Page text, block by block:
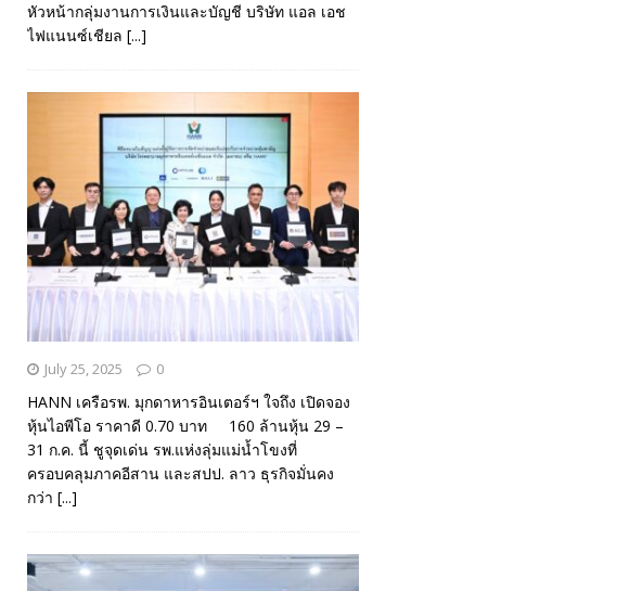
หัวหน้ากลุ่มงานการเงินและบัญชี บริษัท แอล เอช
ไฟแนนซ์เชียล [...]
July 25, 2025 0
HANN เครือรพ. มุกดาหารอินเตอร์ฯ ใจถึง เปิดจอง
หุ้นไอพีโอ ราคาดี 0.70 บาท 160 ล้านหุ้น 29 –
31 ก.ค. นี้ ชูจุดเด่น รพ.แห่งลุ่มแม่น้ำโขงที่
ครอบคลุมภาคอีสาน และสปป. ลาว ธุรกิจมั่นคง
กว่า [...]